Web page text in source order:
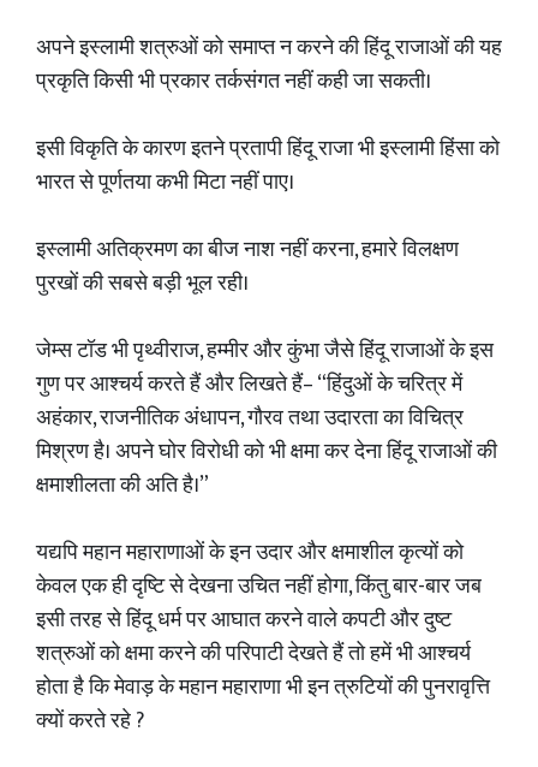
अपने इस्लामी शत्रुओं को समाप्त न करने की हिंदू राजाओं की यह
प्रकृति किसी भी प्रकार तर्कसंगत नहीं कही जा सकती।
इसी विकृति के कारण इतने प्रतापी हिंदू राजा भी इस्लामी हिंसा को
भारत से पूर्णतया कभी मिटा नहीं पाए।
इस्लामी अतिक्रमण का बीज नाश नहीं करना, हमारे विलक्षण
पुरखों की सबसे बड़ी भूल रही।
जेम्स टॉड भी पृथ्वीराज, हम्मीर और कुंभा जैसे हिंदू राजाओं के इस
गुण पर आश्चर्य करते हैं और लिखते हैं– “हिंदुओं के चरित्र में
अहंकार, राजनीतिक अंधापन, गौरव तथा उदारता का विचित्र
मिश्रण है। अपने घोर विरोधी को भी क्षमा कर देना हिंदू राजाओं की
क्षमाशीलता की अति है।”
यद्यपि महान महाराणाओं के इन उदार और क्षमाशील कृत्यों को
केवल एक ही दृष्टि से देखना उचित नहीं होगा, किंतु बार-बार जब
इसी तरह से हिंदू धर्म पर आघात करने वाले कपटी और दुष्ट
शत्रुओं को क्षमा करने की परिपाटी देखते हैं तो हमें भी आश्चर्य
होता है कि मेवाड़ के महान महाराणा भी इन त्रुटियों की पुनरावृत्ति
क्यों करते रहे ?